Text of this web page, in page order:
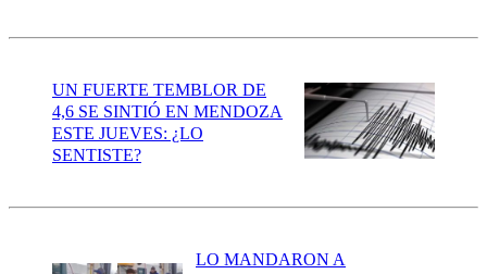
UN FUERTE TEMBLOR DE
4,6 SE SINTIÓ EN MENDOZA
ESTE JUEVES: ¿LO
SENTISTE?
LO MANDARON A